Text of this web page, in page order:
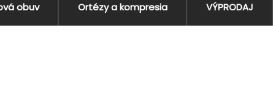
obuv Ortézy a kompresia VÝPRODAJ